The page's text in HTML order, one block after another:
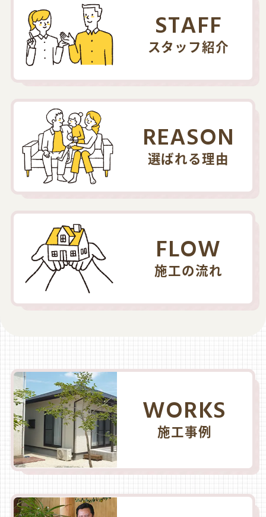
STAFF
スタッフ紹介
REASON
選ばれる理由
FLOW
施工の流れ
WORKS
施工事例